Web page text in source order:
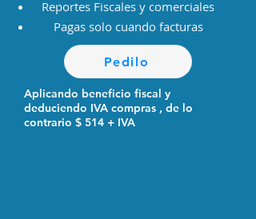
​Reportes Fiscales y comerciales
Pagas solo cuando facturas
Pedilo
Aplicando beneficio fiscal y
deduciendo IVA compras , de lo
contrario $ 514 + IVA